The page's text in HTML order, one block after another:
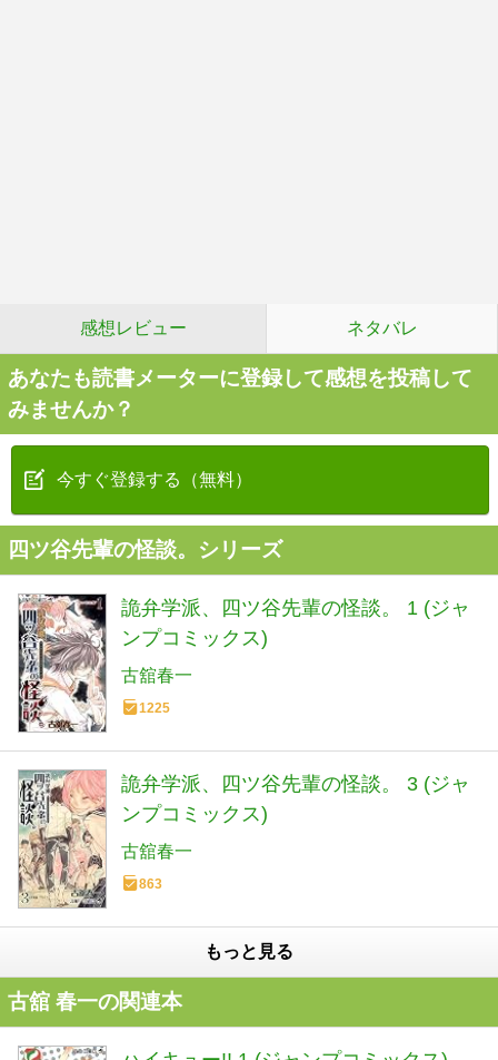
感想レビュー ネタバレ
あなたも読書メーターに登録して感想を投稿して
みませんか？
今すぐ登録する（無料）
四ツ谷先輩の怪談。シリーズ
詭弁学派、四ツ谷先輩の怪談。 1 (ジャ
ンプコミックス)
古舘春一
1225
詭弁学派、四ツ谷先輩の怪談。 3 (ジャ
ンプコミックス)
古舘春一
863
もっと見る
古舘 春一の関連本